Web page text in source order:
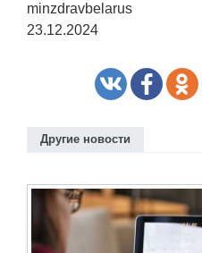
minzdravbelarus
23.12.2024
Другие новости